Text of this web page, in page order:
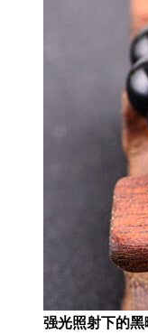
强光照射下的